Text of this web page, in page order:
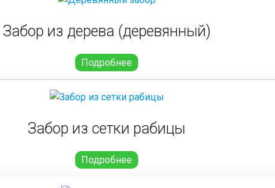
Забор из дерева (деревянный)
Подробнее
Забор из сетки рабицы
Подробнее